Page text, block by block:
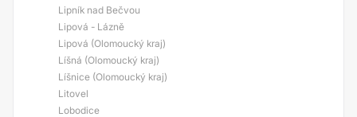
Lipník nad Bečvou
Lipová - Lázně
Lipová (Olomoucký kraj)
Líšná (Olomoucký kraj)
Líšnice (Olomoucký kraj)
Litovel
Lobodice